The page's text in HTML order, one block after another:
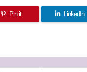
Pin it LinkedIn